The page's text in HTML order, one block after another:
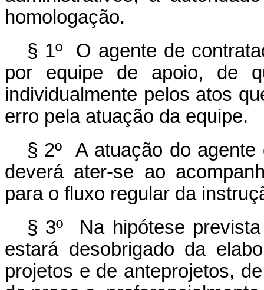
homologação.
§ 1º O agente de
por equipe de apoio, de
individualmente pelos atos
erro pela atuação da equipe.
§ 2º A atuação do agente
deverá ater-se ao
para o fluxo regular da
§ 3º Na hipótese
estará desobrigado da
projetos e de anteprojetos,